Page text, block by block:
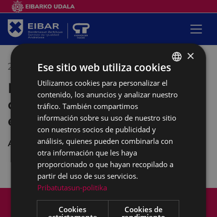
25/03/2022 10:00 -12:00
Empalabramiento: clases de
castellano con perspectiva
empoderante
Andretxea
Mapa del Sitio
Política de cookies
Contacto
BASQUE
SPANISH
×
Ese sitio web utiliza cookies
Utilizamos cookies para personalizar el
contenido, los anuncios y analizar nuestro
tráfico. También compartimos
información sobre su uso de nuestro sitio
con nuestros socios de publicidad y
análisis, quienes pueden combinarla con
otra información que les haya
proporcionado o que hayan recopilado a
partir del uso de sus servicios.
Pribatutasun-politika
Cookies
Cookies de